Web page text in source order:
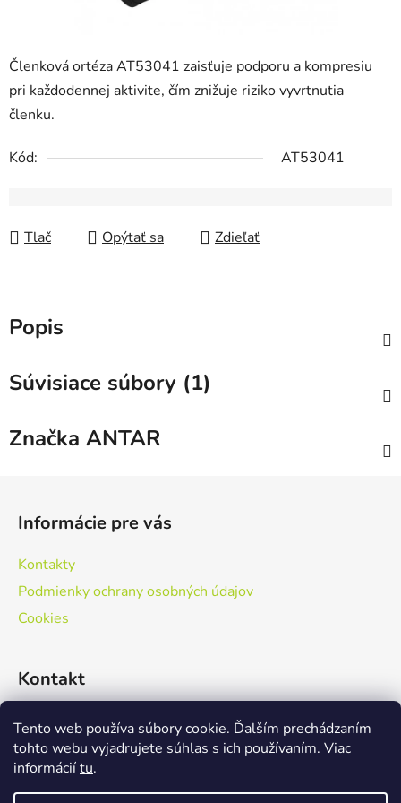
Tento web používa súbory cookie. Ďalším prechádzaním
tohto webu vyjadrujete súhlas s ich používaním. Viac
informáciítu.
Členková ortéza AT53041 zaisťuje podporu a kompresiu
pri každodennej aktivite, čím znižuje riziko vyvrtnutia
členku.
Kód: AT53041
Tlač Opýtať sa Zdieľať
Popis
Súvisiace súbory (1)
Značka ANTAR
Informácie pre vás
Kontakty
Podmienky ochrany osobných údajov
Cookies
Kontakt
+421 415 424 916